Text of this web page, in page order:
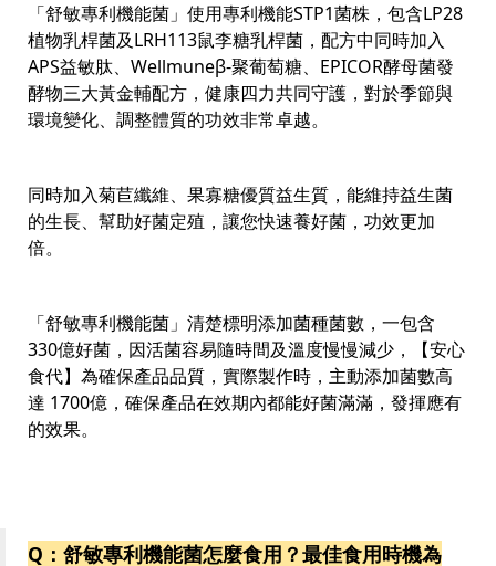
「舒敏專利機能菌」使用專利機能STP1菌株，包含LP28
植物乳桿菌及LRH113鼠李糖乳桿菌，配方中同時加入
APS益敏肽、Wellmuneβ-聚葡萄糖、EPICOR酵母菌發
酵物三大黃金輔配方，健康四力共同守護，對於季節與
環境變化、調整體質的功效非常卓越。
同時加入菊苣纖維、果寡糖優質益生質，能維持益生菌
的生長、幫助好菌定殖，讓您快速養好菌，功效更加
倍。
「舒敏專利機能菌」清楚標明添加菌種菌數，一包含
330億好菌，因活菌容易隨時間及溫度慢慢減少，【安心
食代】為確保產品品質，實際製作時，主動添加菌數高
達 1700億，確保產品在效期內都能好菌滿滿，發揮應有
的效果。
Q：舒敏專利機能菌怎麼食用？最佳食用時機為